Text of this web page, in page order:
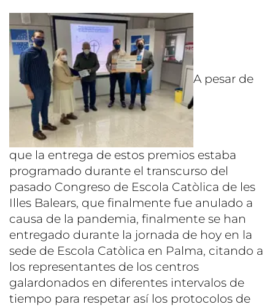
A pesar de
que la entrega de estos premios estaba
programado durante el transcurso del
pasado Congreso de Escola Catòlica de les
Illes Balears, que finalmente fue anulado a
causa de la pandemia, finalmente se han
entregado durante la jornada de hoy en la
sede de Escola Catòlica en Palma, citando a
los representantes de los centros
galardonados en diferentes intervalos de
tiempo para respetar así los protocolos de